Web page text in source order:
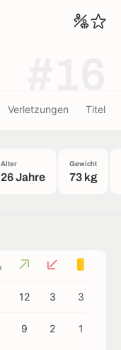
Verletzungen Titel
Alter
26 Jahre
Gewicht
73 kg
12 3 3
9 2 1